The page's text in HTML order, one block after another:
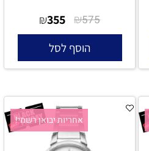
₪575
₪355
הוסף לסל
אחריות יבואן רשמי!